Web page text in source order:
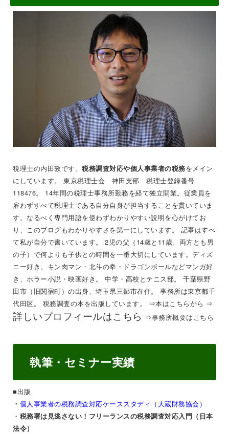
税理士の内田敦です。 税務調査対応や個人事業者の税務をメイン
にしています。 東京税理士会 神田支部 税理士登録番号
118476。 14年間の税理士事務所勤務を経て独立開業。従業員を
雇わずすべて税理士である自分自身が担当することを貫いていま
す。なるべく専門用語を使わずわかりやすい説明を心がけてお
り、このブログもわかりやすさを第一にしています。 記事はすべ
て私が自分で書いています。 2児の父（14歳と11歳、両方とも男
の子）で何よりも子供との時間を一番大切にしています。ディズ
ニー好き、キン肉マン・北斗の拳・ドラゴンボールなどマンガ好
き、ホラー小説・映画好き。 中学・高校とテニス部。 千葉県野
田市（旧関宿町）の出身、埼玉県三郷市在住。 事務所は東京都千
代田区。 税務調査の本を出版しています。 ⇒本はこちらから ⇒
詳しいプロフィールはこちら ⇒事務所概要はこちら
執筆・セミナー実績
■出版
・ 個人事業者の税務調査対応ケーススタディ（大蔵財務協会）
・ 税務署は見逃さない！フリーランスの税務調査対応入門（日本
法令）